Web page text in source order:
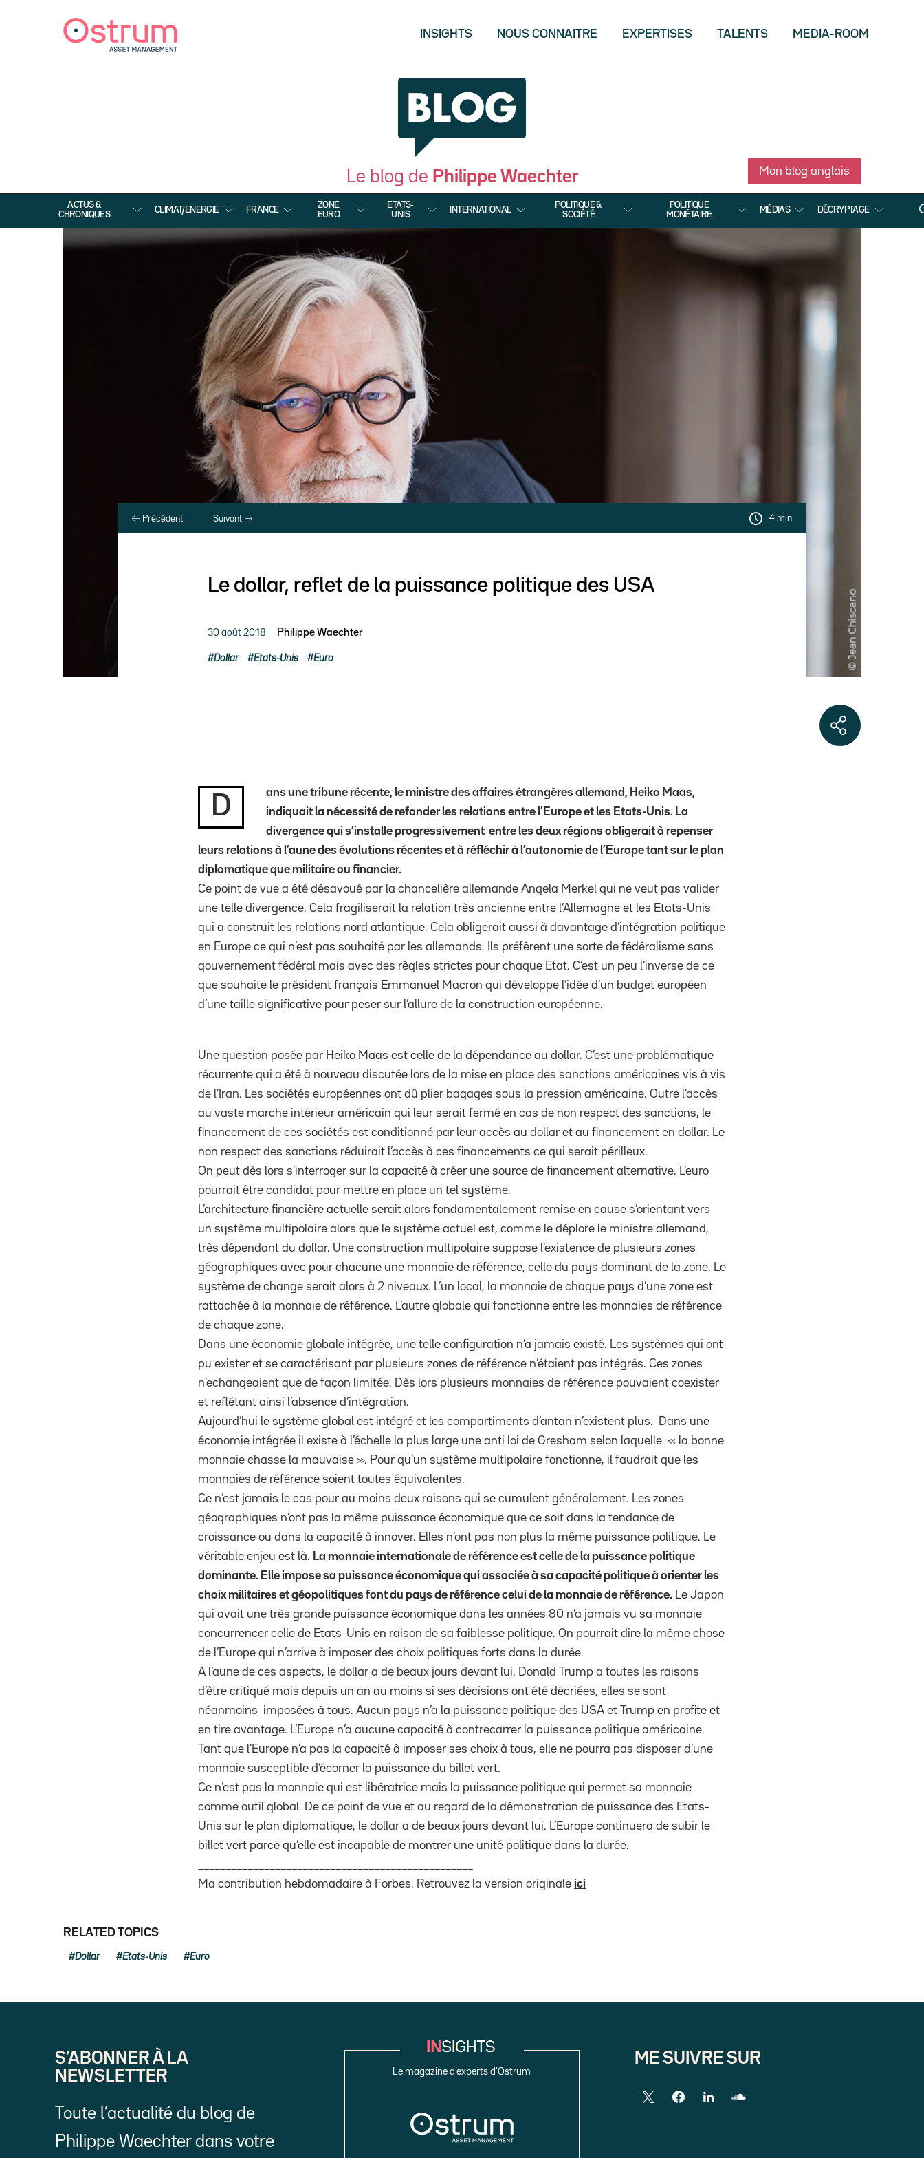
INSIGHTS NOUS CONNAITRE EXPERTISES TALENTS MEDIA-ROOM
Le blog de Philippe Waechter Mon blog anglais
ACTUS &
CHRONIQUES
CLIMAT/ENERGIE FRANCE
ZONE
EURO
ETATS-
UNIS
INTERNATIONAL
POLITIQUE &
SOCIÉTÉ
POLITIQUE
MONÉTAIRE
MÉDIAS DÉCRYPTAGE
Précédent Suivant 4 min
Le dollar, reflet de la puissance politique des USA
30 août 2018 Philippe Waechter
Dollar Etats-Unis Euro
D
ans une tribune récente, le ministre des affaires étrangères allemand, Heiko Maas,
indiquait la nécessité de refonder les relations entre l’Europe et les Etats-Unis. La
divergence qui s’installe progressivement entre les deux régions obligerait à repenser
leurs relations à l’aune des évolutions récentes et à réfléchir à l’autonomie de l’Europe tant sur le plan
diplomatique que militaire ou financier.
Ce point de vue a été désavoué par la chancelière allemande Angela Merkel qui ne veut pas valider
une telle divergence. Cela fragiliserait la relation très ancienne entre l’Allemagne et les Etats-Unis
qui a construit les relations nord atlantique. Cela obligerait aussi à davantage d’intégration politique
en Europe ce qui n’est pas souhaité par les allemands. Ils préfèrent une sorte de fédéralisme sans
gouvernement fédéral mais avec des règles strictes pour chaque Etat. C’est un peu l’inverse de ce
que souhaite le président français Emmanuel Macron qui développe l’idée d’un budget européen
d’une taille significative pour peser sur l’allure de la construction européenne.
Une question posée par Heiko Maas est celle de la dépendance au dollar. C’est une problématique
récurrente qui a été à nouveau discutée lors de la mise en place des sanctions américaines vis à vis
de l’Iran. Les sociétés européennes ont dû plier bagages sous la pression américaine. Outre l’accès
au vaste marche intérieur américain qui leur serait fermé en cas de non respect des sanctions, le
financement de ces sociétés est conditionné par leur accès au dollar et au financement en dollar. Le
non respect des sanctions réduirait l’accès à ces financements ce qui serait périlleux.
On peut dès lors s’interroger sur la capacité à créer une source de financement alternative. L’euro
pourrait être candidat pour mettre en place un tel système.
L’architecture financière actuelle serait alors fondamentalement remise en cause s’orientant vers
un système multipolaire alors que le système actuel est, comme le déplore le ministre allemand,
très dépendant du dollar. Une construction multipolaire suppose l’existence de plusieurs zones
géographiques avec pour chacune une monnaie de référence, celle du pays dominant de la zone. Le
système de change serait alors à 2 niveaux. L’un local, la monnaie de chaque pays d’une zone est
rattachée à la monnaie de référence. L’autre globale qui fonctionne entre les monnaies de référence
de chaque zone.
Dans une économie globale intégrée, une telle configuration n’a jamais existé. Les systèmes qui ont
pu exister et se caractérisant par plusieurs zones de référence n’étaient pas intégrés. Ces zones
n’echangeaient que de façon limitée. Dès lors plusieurs monnaies de référence pouvaient coexister
et reflétant ainsi l’absence d’intégration.
Aujourd’hui le système global est intégré et les compartiments d’antan n’existent plus. Dans une
économie intégrée il existe à l’échelle la plus large une anti loi de Gresham selon laquelle « la bonne
monnaie chasse la mauvaise ». Pour qu’un système multipolaire fonctionne, il faudrait que les
monnaies de référence soient toutes équivalentes.
Ce n’est jamais le cas pour au moins deux raisons qui se cumulent généralement. Les zones
géographiques n’ont pas la même puissance économique que ce soit dans la tendance de
croissance ou dans la capacité à innover. Elles n’ont pas non plus la même puissance politique. Le
véritable enjeu est là. La monnaie internationale de référence est celle de la puissance politique
dominante. Elle impose sa puissance économique qui associée à sa capacité politique à orienter les
choix militaires et géopolitiques font du pays de référence celui de la monnaie de référence. Le Japon
qui avait une très grande puissance économique dans les années 80 n’a jamais vu sa monnaie
concurrencer celle de Etats-Unis en raison de sa faiblesse politique. On pourrait dire la même chose
de l’Europe qui n’arrive à imposer des choix politiques forts dans la durée.
A l’aune de ces aspects, le dollar a de beaux jours devant lui. Donald Trump a toutes les raisons
d’être critiqué mais depuis un an au moins si ses décisions ont été décriées, elles se sont
néanmoins imposées à tous. Aucun pays n’a la puissance politique des USA et Trump en profite et
en tire avantage. L’Europe n’a aucune capacité à contrecarrer la puissance politique américaine.
Tant que l’Europe n’a pas la capacité à imposer ses choix à tous, elle ne pourra pas disposer d’une
monnaie susceptible d’écorner la puissance du billet vert.
Ce n’est pas la monnaie qui est libératrice mais la puissance politique qui permet sa monnaie
comme outil global. De ce point de vue et au regard de la démonstration de puissance des Etats-
Unis sur le plan diplomatique, le dollar a de beaux jours devant lui. L’Europe continuera de subir le
billet vert parce qu’elle est incapable de montrer une unité politique dans la durée.
Ma contribution hebdomadaire à Forbes. Retrouvez la version originale ici
RELATED TOPICS
Dollar Etats-Unis Euro
S’ABONNER À LA
NEWSLETTER
Toute l’actualité du blog de
Philippe Waechter dans votre
Le magazine d’experts d’Ostrum
ME SUIVRE SUR